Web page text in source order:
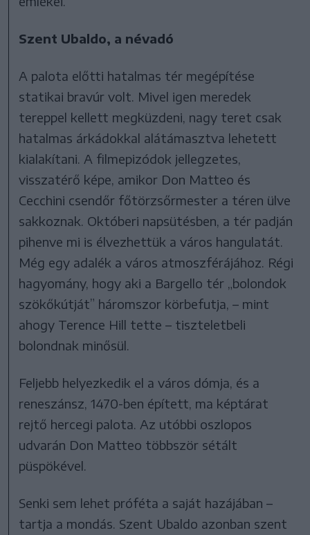
Szent Ubaldo, a névadó
A palota előtti hatalmas tér megépítése
statikai bravúr volt. Mivel igen meredek
tereppel kellett megküzdeni, nagy teret csak
hatalmas árkádokkal alátámasztva lehetett
kialakítani. A filmepizódok jellegzetes,
visszatérő képe, amikor Don Matteo és
Cecchini csendőr főtörzsőrmester a téren ülve
sakkoznak. Októberi napsütésben, a tér padján
pihenve mi is élvezhettük a város hangulatát.
Még egy adalék a város atmoszférájához. Régi
hagyomány, hogy aki a Bargello tér „bolondok
szökőkútját” háromszor körbefutja, – mint
ahogy Terence Hill tette – tiszteletbeli
bolondnak minősül.
Feljebb helyezkedik el a város dómja, és a
reneszánsz, 1470-ben épített, ma képtárat
rejtő hercegi palota. Az utóbbi oszlopos
udvarán Don Matteo többször sétált
püspökével.
Senki sem lehet próféta a saját hazájában –
tartja a mondás. Szent Ubaldo azonban szent